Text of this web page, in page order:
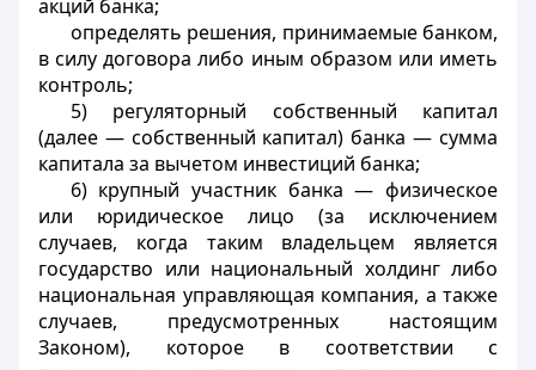
акций банка;
определять решения, принимаемые банком,
в силу договора либо иным образом или иметь
контроль;
5) регуляторный собственный капитал
(далее — собственный капитал) банка — сумма
капитала за вычетом инвестиций банка;
6) крупный участник банка — физическое
или юридическое лицо (за исключением
случаев, когда таким владельцем является
государство или национальный холдинг либо
национальная управляющая компания, а также
случаев, предусмотренных настоящим
Законом), которое в соответствии с